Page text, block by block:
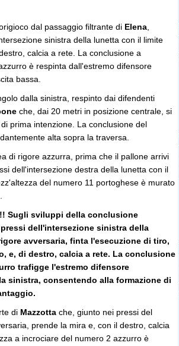
dal passaggio filtrante di Elena
sinistra della lunetta con il limite
calcia a rete. La conclusione a
è respinta dall'estremo difensore
bassa.
dalla sinistra, respinto dai difendenti
che, dai 20 metri in posizione centrale, si
prima intenzione. La conclusione del
alta sopra la traversa.
di rigore azzurra, prima che il pallone arrivi
dell'intersezione destra della lunetta con il
del numero 11 portoghese è murato
Sugli sviluppi della conclusione
dell'intersezione sinistra della
avversaria, finta l'esecuzione di tiro,
e, di destro, calcia a rete. La conclusione
trafigge l'estremo difensore
sinistra, consentendo alla formazione di
di Mazzotta che, giunto nei pressi del
prende la mira e, con il destro, calcia
a incrociare del numero 2 azzurro è